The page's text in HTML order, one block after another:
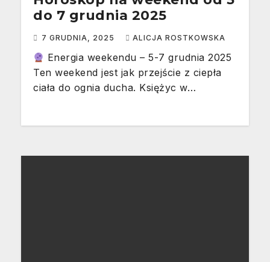
do 7 grudnia 2025
7 GRUDNIA, 2025 ALICJA ROSTKOWSKA
Energia weekendu – 5-7 grudnia 2025
Ten weekend jest jak przejście z ciepła
ciała do ognia ducha. Księżyc w…